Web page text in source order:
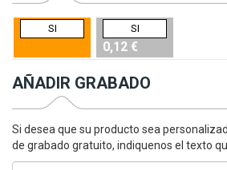
SI SI
0,12 €
AÑADIR GRABADO
Si desea que su producto sea
de grabado gratuito, indiquenos el texto